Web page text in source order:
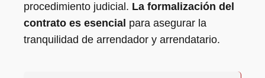
procedimiento judicial. La formalización del
contrato es esencial para asegurar la
tranquilidad de arrendador y arrendatario.